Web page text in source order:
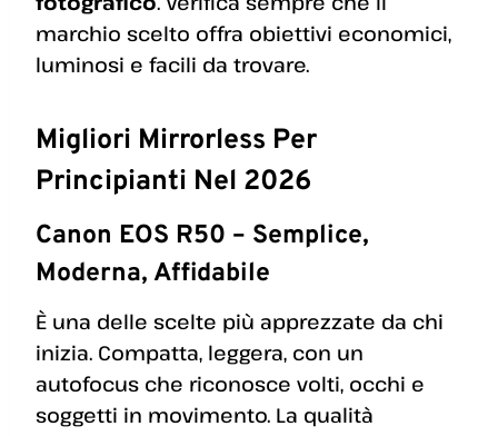
marchio scelto offra obiettivi economici,
luminosi e facili da trovare.
Migliori Mirrorless Per
Principianti Nel 2026
Canon EOS R50 – Semplice,
Moderna, Affidabile
È una delle scelte più apprezzate da chi
inizia. Compatta, leggera, con un
autofocus che riconosce volti, occhi e
soggetti in movimento. La qualità